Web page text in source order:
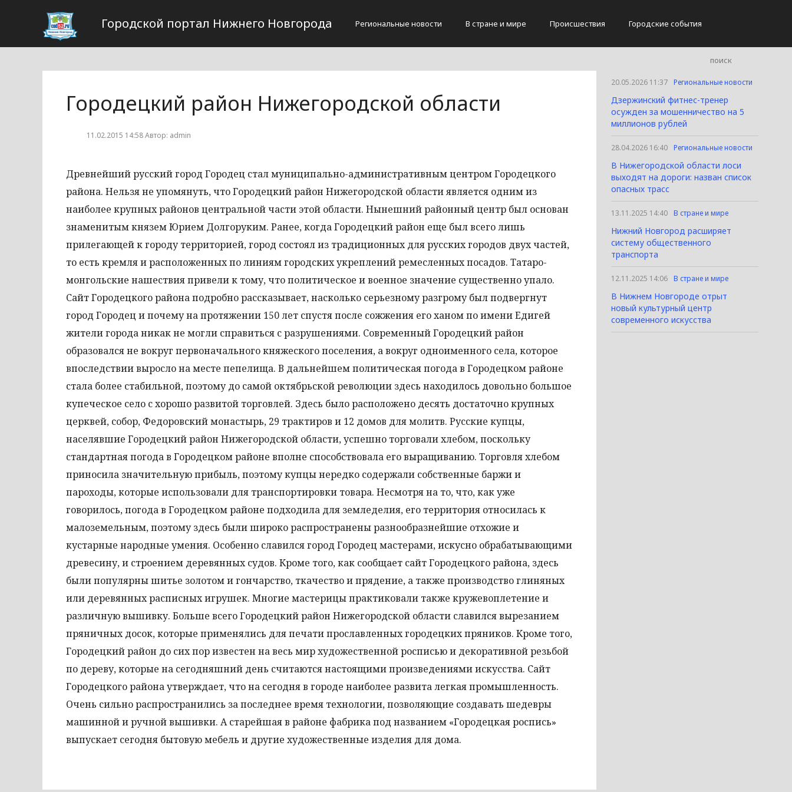
Городской портал Нижнего Новгорода Региональные новости В стране и мире Происшествия Городские события
Городецкий район Нижегородской области
11.02.2015 14:58 Автор: admin
Древнейший русский город Городец стал муниципально-административным центром Городецкого
района. Нельзя не упомянуть, что Городецкий район Нижегородской области является одним из
наиболее крупных районов центральной части этой области. Нынешний районный центр был основан
знаменитым князем Юрием Долгоруким. Ранее, когда Городецкий район еще был всего лишь
прилегающей к городу территорией, город состоял из традиционных для русских городов двух частей,
то есть кремля и расположенных по линиям городских укреплений ремесленных посадов. Татаро-
монгольские нашествия привели к тому, что политическое и военное значение существенно упало.
Сайт Городецкого района подробно рассказывает, насколько серьезному разгрому был подвергнут
город Городец и почему на протяжении 150 лет спустя после сожжения его ханом по имени Едигей
жители города никак не могли справиться с разрушениями. Современный Городецкий район
образовался не вокруг первоначального княжеского поселения, а вокруг одноименного села, которое
впоследствии выросло на месте пепелища. В дальнейшем политическая погода в Городецком районе
стала более стабильной, поэтому до самой октябрьской революции здесь находилось довольно большое
купеческое село с хорошо развитой торговлей. Здесь было расположено десять достаточно крупных
церквей, собор, Федоровский монастырь, 29 трактиров и 12 домов для молитв. Русские купцы,
населявшие Городецкий район Нижегородской области, успешно торговали хлебом, поскольку
стандартная погода в Городецком районе вполне способствовала его выращиванию. Торговля хлебом
приносила значительную прибыль, поэтому купцы нередко содержали собственные баржи и
пароходы, которые использовали для транспортировки товара. Несмотря на то, что, как уже
говорилось, погода в Городецком районе подходила для земледелия, его территория относилась к
малоземельным, поэтому здесь были широко распространены разнообразнейшие отхожие и
кустарные народные умения. Особенно славился город Городец мастерами, искусно обрабатывающими
древесину, и строением деревянных судов. Кроме того, как сообщает сайт Городецкого района, здесь
были популярны шитье золотом и гончарство, ткачество и прядение, а также производство глиняных
или деревянных расписных игрушек. Многие мастерицы практиковали также кружевоплетение и
различную вышивку. Больше всего Городецкий район Нижегородской области славился вырезанием
пряничных досок, которые применялись для печати прославленных городецких пряников. Кроме того,
Городецкий район до сих пор известен на весь мир художественной росписью и декоративной резьбой
по дереву, которые на сегодняшний день считаются настоящими произведениями искусства. Сайт
Городецкого района утверждает, что на сегодня в городе наиболее развита легкая промышленность.
Очень сильно распространились за последнее время технологии, позволяющие создавать шедевры
машинной и ручной вышивки. А старейшая в районе фабрика под названием «Городецкая роспись»
выпускает сегодня бытовую мебель и другие художественные изделия для дома.
20.05.2026 11:37 Региональные новости
Дзержинский фитнес-тренер
осужден за мошенничество на 5
миллионов рублей
28.04.2026 16:40 Региональные новости
В Нижегородской области лоси
выходят на дороги: назван список
опасных трасс
13.11.2025 14:40 В стране и мире
Нижний Новгород расширяет
систему общественного
транспорта
12.11.2025 14:06 В стране и мире
В Нижнем Новгороде отрыт
новый культурный центр
современного искусства